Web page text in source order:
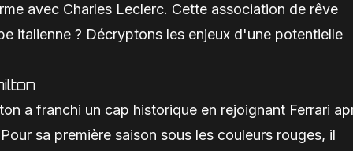
avec Charles Leclerc. Cette association de rêve
italienne ? Décryptons les enjeux d'une potentielle
a franchi un cap historique en rejoignant Ferrari
sa première saison sous les couleurs rouges, il